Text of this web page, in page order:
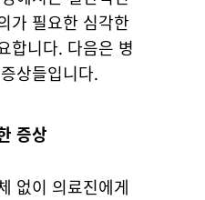
가 필요한 심각한
합니다. 다음은 병
상들입니다.
증상
없이 의료진에게